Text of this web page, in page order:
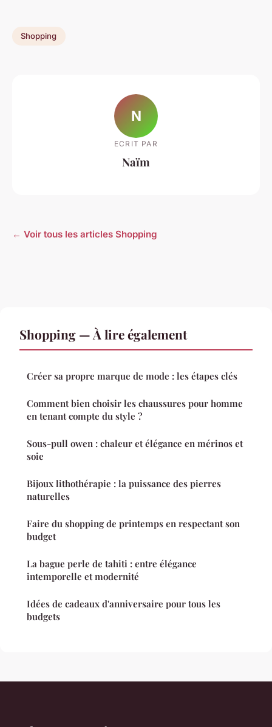
Shopping
N
ECRIT PAR
Naïm
← Voir tous les articles Shopping
Shopping — À lire également
Créer sa propre marque de mode : les étapes clés
Comment bien choisir les chaussures pour homme
en tenant compte du style ?
Sous-pull owen : chaleur et élégance en mérinos et
soie
Bijoux lithothérapie : la puissance des pierres
naturelles
Faire du shopping de printemps en respectant son
budget
La bague perle de tahiti : entre élégance
intemporelle et modernité
Idées de cadeaux d'anniversaire pour tous les
budgets